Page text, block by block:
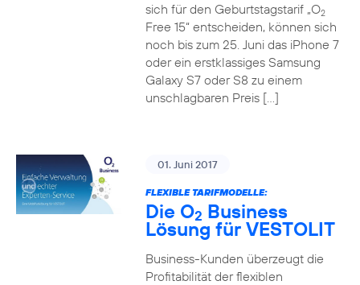
sich für den Geburtstagstarif „O2
Free 15“ entscheiden, können sich
noch bis zum 25. Juni das iPhone 7
oder ein erstklassiges Samsung
Galaxy S7 oder S8 zu einem
unschlagbaren Preis […]
01. Juni 2017
FLEXIBLE TARIFMODELLE:
Die O2 Business
Lösung für VESTOLIT
Business-Kunden überzeugt die
Profitabilität der flexiblen